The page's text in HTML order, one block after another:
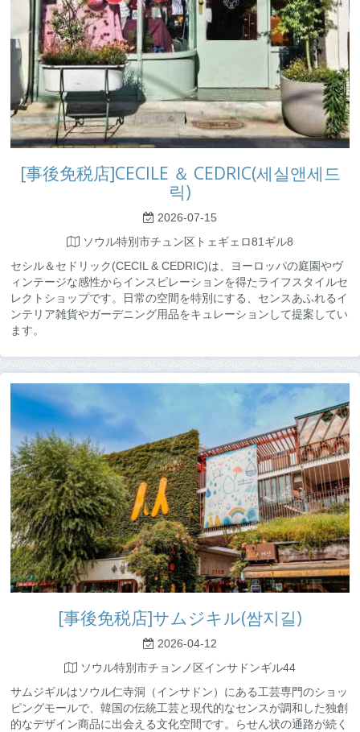
[事後免税店]CECILE ＆ CEDRIC(세실앤세드
릭)
2026-07-15
ソウル特別市チュン区トェギェロ81ギル8
セシル＆セドリック(CECIL & CEDRIC)は、ヨーロッパの庭園やヴ
ィンテージな感性からインスピレーションを得たライフスタイルセ
レクトショップです。日常の空間を特別にする、センスあふれるイ
ンテリア雑貨やガーデニング用品をキュレーションして提案してい
ます。
[事後免税店]サムジキル(쌈지길)
2026-04-12
ソウル特別市チョンノ区インサドンギル44
サムジギルはソウル仁寺洞（インサドン）にある工芸専門のショッ
ピングモールで、韓国の伝統工芸と現代的なセンスが調和した独創
的なデザイン商品に出会える文化空間です。らせん状の通路が続く